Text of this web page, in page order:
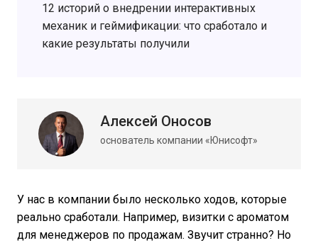
12 историй о внедрении интерактивных
механик и геймификации: что сработало и
какие результаты получили
Алексей Оносов
основатель компании «Юнисофт»
У нас в компании было несколько ходов, которые
реально сработали. Например, визитки с ароматом
для менеджеров по продажам. Звучит странно? Но